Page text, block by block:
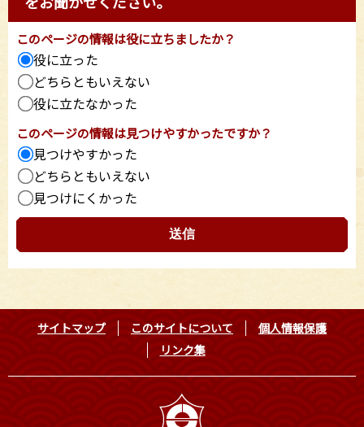
このページの情報は役に立ちましたか？
役に立った
どちらともいえない
役に立たなかった
このページの情報は見つけやすかったですか？
見つけやすかった
どちらともいえない
見つけにくかった
サイトマップ このサイトについて
個人情報保護
リンク集